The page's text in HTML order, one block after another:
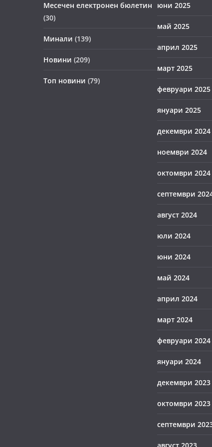
Месечен електронен бюлетин
(30)
Минали (139)
Новини (209)
Топ новини (79)
юни 2025
май 2025
април 2025
март 2025
февруари 2025
януари 2025
декември 2024
ноември 2024
октомври 2024
септември
август 2024
юли 2024
юни 2024
май 2024
април 2024
март 2024
февруари 2024
януари 2024
декември 2023
октомври 2023
септември